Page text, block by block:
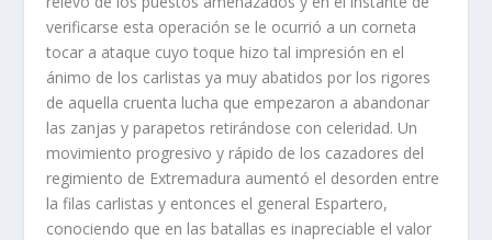
verificarse esta operación se le ocurrió a un corneta
tocar a ataque cuyo toque hizo tal impresión en el
ánimo de los carlistas ya muy abatidos por los rigores
de aquella cruenta lucha que empezaron a abandonar
las zanjas y parapetos retirándose con celeridad. Un
movimiento pro­gresivo y rápido de los cazadores del
regimiento de Extremadura aumentó el desorden entre
la filas carlistas y entonces el general Espartero,
conociendo que en las batallas es inapreciable el valor